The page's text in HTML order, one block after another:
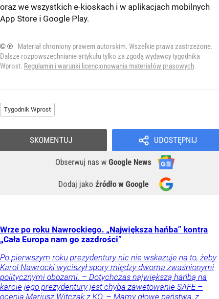
oraz we wszystkich e-kioskach i w aplikacjach mobilnych
App Store i Google Play.
© ℗
Materiał chroniony prawem autorskim. Wszelkie prawa zastrzeżone.
Dalsze rozpowszechnianie artykułu tylko za zgodą wydawcy tygodnika
Wprost. Regulamin i warunki licencjonowania materiałów prasowych.
Tygodnik Wprost
UDOSTĘPNIJ
Obserwuj nas w Google News
Dodaj jako źródło w Google
SKOMENTUJ
Wrze po roku Nawrockiego. „Największa hańba” kontra
„Cała Europa nam go zazdrości”
Po pierwszym roku prezydentury nic nie wskazuje na to, żeby
Karol Nawrocki wyciszył spory między dwoma zwaśnionymi
politycznymi obozami. – Dotychczas największą hańbą na
karcie jego prezydentury jest chyba zawetowanie SAFE –
ocenia Mariusz Witczak z KO. – Mamy głowę państwa, z